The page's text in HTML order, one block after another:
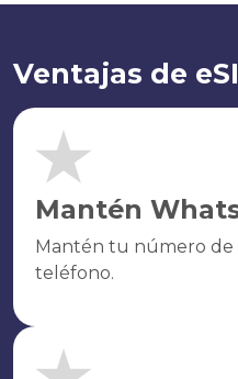
Ventajas de
Mantén
Mantén tu número de
teléfono.